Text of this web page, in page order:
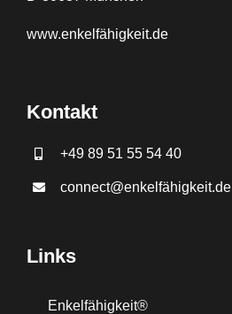
www.enkelfähigkeit.de
Kontakt
+49 89 51 55 54 40
connect@enkelfähigkeit.de
Links
Enkelfähigkeit®